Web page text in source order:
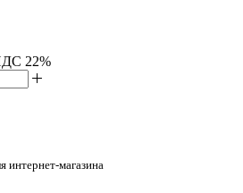
22%
интернет-магазина